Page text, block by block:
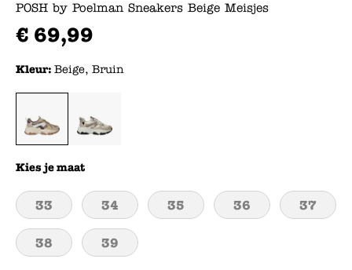
POSH by Poelman Sneakers Beige Meisjes
€ 69,99
Kleur: Beige, Bruin
Kies je maat
33 34 35 36 37
38 39